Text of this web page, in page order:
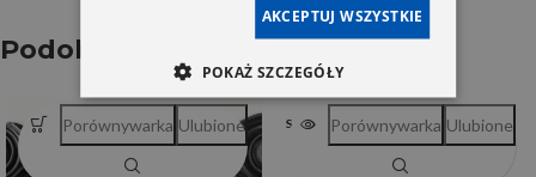
Podobne produkty
Porównywarka Ulubione SOLD OUTPorównywarka Ulubione
AKCEPTUJ WSZYSTKIE
POKAŻ SZCZEGÓŁY